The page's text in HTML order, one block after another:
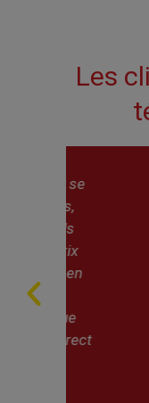
Les